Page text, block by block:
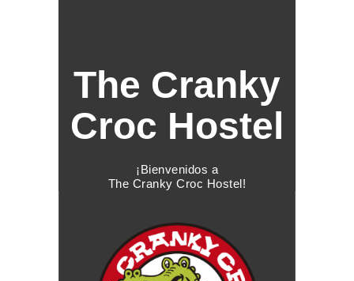
The Cranky
Croc Hostel
¡Bienvenidos a
The Cranky Croc Hostel!